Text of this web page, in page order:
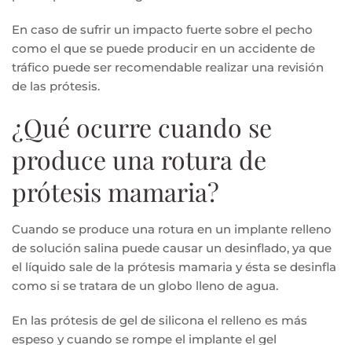
En caso de sufrir un impacto fuerte sobre el pecho
como el que se puede producir en un accidente de
tráfico puede ser recomendable realizar una revisión
de las prótesis.
¿Qué ocurre cuando se
produce una rotura de
prótesis mamaria?
Cuando se produce una rotura en un implante relleno
de solución salina puede causar un desinflado, ya que
el líquido sale de la prótesis mamaria y ésta se desinfla
como si se tratara de un globo lleno de agua.
En las prótesis de gel de silicona el relleno es más
espeso y cuando se rompe el implante el gel